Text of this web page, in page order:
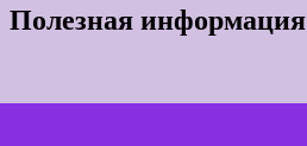
Полезная информация